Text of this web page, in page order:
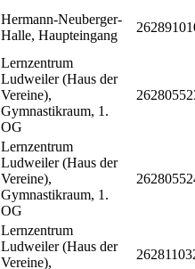
Hermann-Neuberger-
Halle, Haupteingang
Lernzentrum
Ludweiler (Haus der
Vereine),
Gymnastikraum, 1.
OG
Lernzentrum
Ludweiler (Haus der
Vereine),
Gymnastikraum, 1.
OG
Lernzentrum
Ludweiler (Haus der
Vereine),